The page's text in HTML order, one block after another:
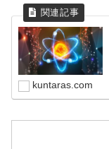
kuntaras.com